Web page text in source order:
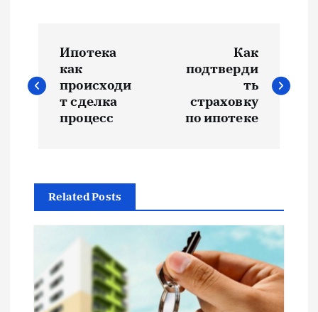
а
г
а
и
Ипотека
как
происходи
т сделка
процесс
Как
подтверди
ть
страховку
по ипотеке
Related Posts